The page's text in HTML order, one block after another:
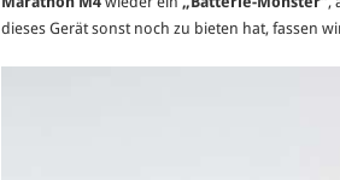
dieses Gerät sonst noch zu bieten hat, fassen